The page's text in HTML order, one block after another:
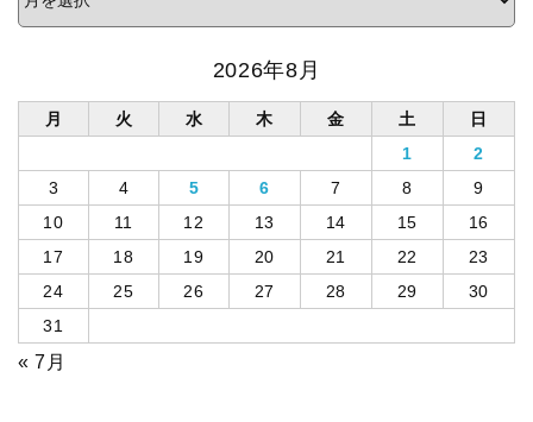
2026年8月
月 火 水 木 金 土
日
1
2
3
4 5 6 7 8
9
10
11 12 13 14 15
16
17
18 19 20 21 22
23
24
25 26 27 28 29
30
31
« 7月